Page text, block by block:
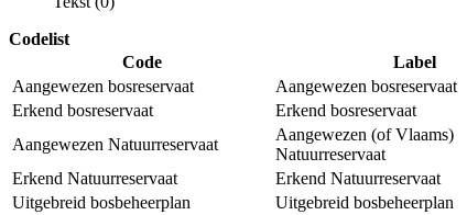
Codelist
Code
Label
Aangewezen bosreservaat
Aangewezen bosreservaat
Erkend bosreservaat
Erkend bosreservaat
Aangewezen Natuurreservaat
Aangewezen (of Vlaams)
Natuurreservaat
Erkend Natuurreservaat
Erkend Natuurreservaat
Uitgebreid bosbeheerplan
Uitgebreid bosbeheerplan